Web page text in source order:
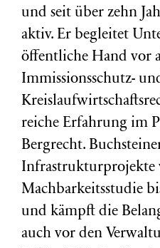
und seit über zehn
aktiv. Er begleitet
öffentliche Hand vor
Immissionsschutz-
reiche Erfahrung im
Bergrecht.
Infrastrukturprojekte
Machbarkeitsstudie
und kämpft die
auch vor den